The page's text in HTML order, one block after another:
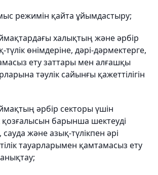
режимін қайта ұйымдастыру;
халықтың және әрбір
өнімдеріне, дәрі-дәрмектерге,
ету заттары мен алғашқы
тәулік сайынғы қажеттілігін
әрбір секторы үшін
қозғалысын барынша шектеуді
және азық-түлікпен әрі
тауарларымен қамтамасыз ету